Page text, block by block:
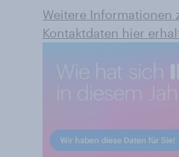
Weitere Informationen
Kontaktdaten hier